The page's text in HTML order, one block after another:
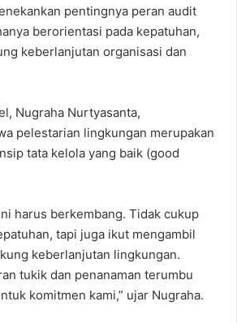
pentingnya peran audit
berorientasi pada kepatuhan,
keberlanjutan organisasi dan
Nugraha Nurtyasanta,
pelestarian lingkungan merupakan
tata kelola yang baik (good
harus berkembang. Tidak cukup
tapi juga ikut mengambil
keberlanjutan lingkungan.
tukik dan penanaman terumbu
komitmen kami,” ujar Nugraha.